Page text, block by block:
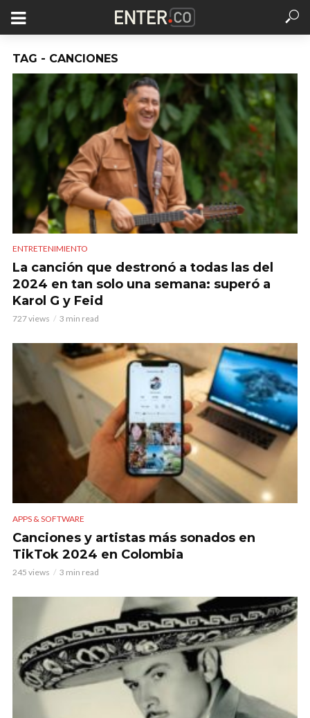
TAG - CANCIONES
ENTRETENIMIENTO
La canción que destronó a todas las del
2024 en tan solo una semana: superó a
Karol G y Feid
727 views 3 min read
APPS & SOFTWARE
Canciones y artistas más sonados en
TikTok 2024 en Colombia
245 views 3 min read